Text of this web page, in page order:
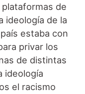
de
ideología de la
estaba con
privar los
de distintas
ideología
el racismo